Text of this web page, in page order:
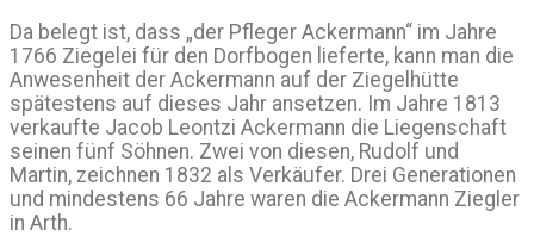
Da belegt ist, dass „der Pfleger Ackermann“ im Jahre
1766 Ziegelei für den Dorfbogen lieferte, kann man die
Anwesenheit der Ackermann auf der Ziegelhütte
spätestens auf dieses Jahr ansetzen. Im Jahre 1813
verkaufte Jacob Leontzi Ackermann die Liegenschaft
seinen fünf Söhnen. Zwei von diesen, Rudolf und
Martin, zeichnen 1832 als Verkäufer. Drei Generationen
und mindestens 66 Jahre waren die Ackermann Ziegler
in Arth.